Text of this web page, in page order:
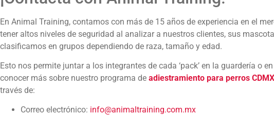
En Animal Training, contamos con más de 15 años de experiencia en el
tener altos niveles de seguridad al analizar a nuestros clientes, sus
clasificamos en grupos dependiendo de raza, tamaño y edad.
Esto nos permite juntar a los integrantes de cada ‘pack’ en la guardería o
conocer más sobre nuestro programa de adiestramiento para perros CDMX
través de:
Correo electrónico: info@animaltraining.com.mx